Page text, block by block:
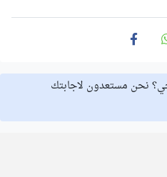
نحن مستعدون لاجابتك